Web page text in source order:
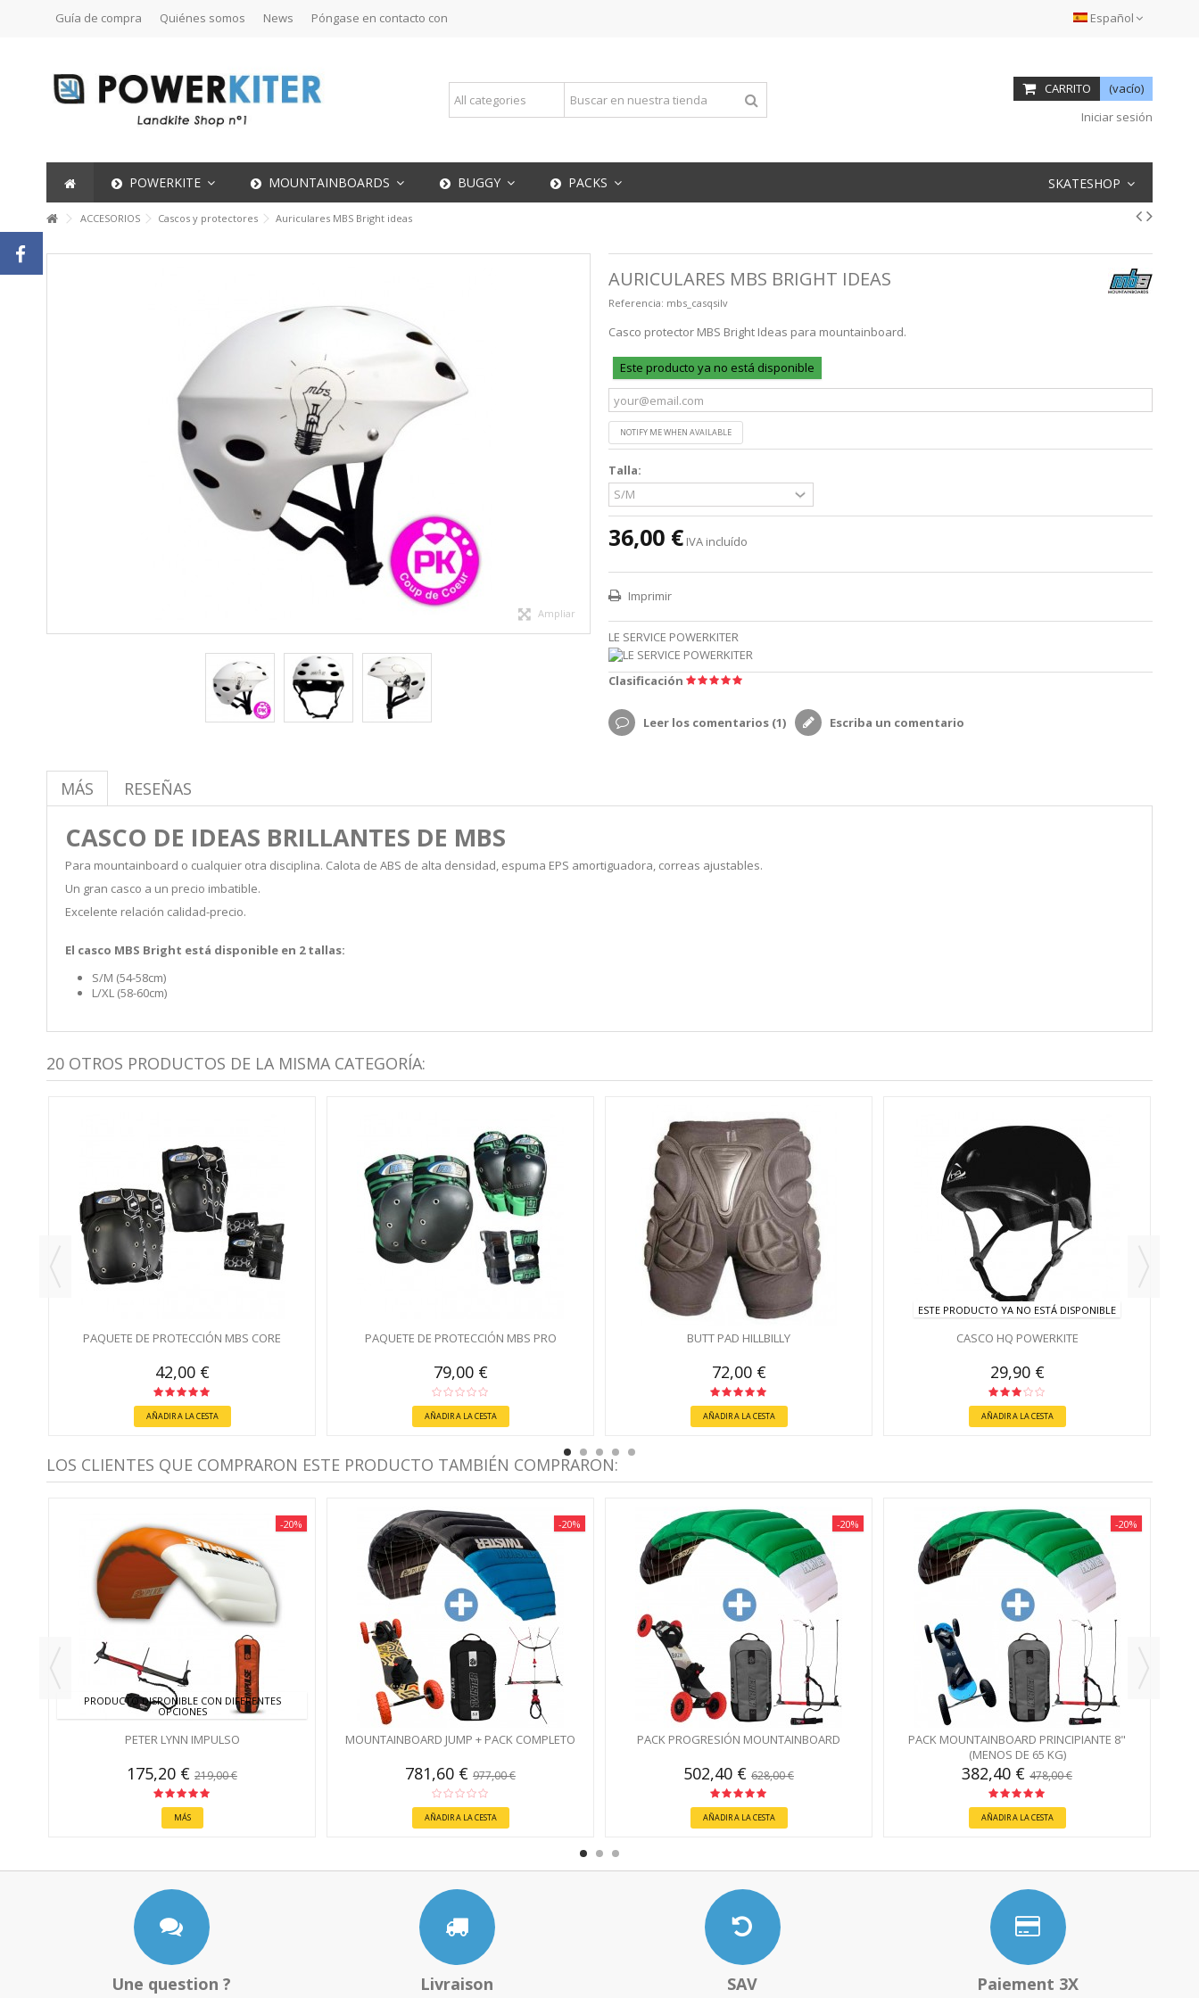
Español
Guía de compra Quiénes somos News Póngase en contacto con
CARRITO
(vacío)
Iniciar sesión
POWERKITE MOUNTAINBOARDS BUGGY PACKS SKATESHOP
ACCESORIOS Cascos y protectores Auriculares MBS Bright ideas
Ampliar
AURICULARES MBS BRIGHT IDEAS
Referencia: mbs_casqsilv
Casco protector MBS Bright Ideas para mountainboard.
Este producto ya no está disponible
NOTIFY ME WHEN AVAILABLE
Talla:
36,00 € IVA incluído
Imprimir
LE SERVICE POWERKITER
Clasificación
Leer los comentarios (1) Escriba un comentario
MÁS RESEÑAS
CASCO DE IDEAS BRILLANTES DE MBS
Para mountainboard o cualquier otra disciplina. Calota de ABS de alta densidad, espuma EPS amortiguadora, correas ajustables.
Un gran casco a un precio imbatible.
Excelente relación calidad-precio.
El casco MBS Bright está disponible en 2 tallas:
S/M (54-58cm)
L/XL (58-60cm)
20 OTROS PRODUCTOS DE LA MISMA CATEGORÍA:
PAQUETE DE PROTECCIÓN MBS CORE
42,00 €
AÑADIR A LA CESTA
PAQUETE DE PROTECCIÓN MBS PRO
79,00 €
AÑADIR A LA CESTA
BUTT PAD HILLBILLY
72,00 €
AÑADIR A LA CESTA
ESTE PRODUCTO YA NO ESTÁ DISPONIBLE
CASCO HQ POWERKITE
29,90 €
AÑADIR A LA CESTA
LOS CLIENTES QUE COMPRARON ESTE PRODUCTO TAMBIÉN COMPRARON:
-20%
PRODUCTO DISPONIBLE CON DIFERENTES
OPCIONES
PETER LYNN IMPULSO
175,20 € 219,00 €
MÁS
-20%
MOUNTAINBOARD JUMP + PACK COMPLETO
781,60 € 977,00 €
AÑADIR A LA CESTA
-20%
PACK PROGRESIÓN MOUNTAINBOARD
502,40 € 628,00 €
AÑADIR A LA CESTA
-20%
PACK MOUNTAINBOARD PRINCIPIANTE 8"
(MENOS DE 65 KG)
382,40 € 478,00 €
AÑADIR A LA CESTA
Une question ? Livraison SAV Paiement 3X